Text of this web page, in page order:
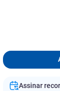
Assinar